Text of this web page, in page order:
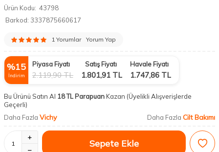
Ürün Kodu: 43798
Barkod: 3337875660617
1 Yorumlar Yorum Yap
%15
İndirim
Piyasa Fiyatı
2.119,90TL
Satış Fiyatı
1.801,91 TL
Havale Fiyatı
1.747,86 TL
Bu Ürünü Satın Al 18 TL ParapuanKazan (Üyelikli Alışverişlerde
Geçerli)
Daha Fazla Vichy Daha Fazla Cilt Bakımı
Sepete Ekle